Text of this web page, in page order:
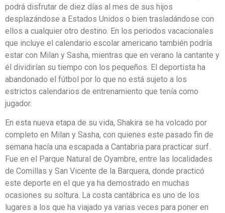
podrá disfrutar de diez días al mes de sus hijos
desplazándose a Estados Unidos o bien trasladándose con
ellos a cualquier otro destino. En los periodos vacacionales
que incluye el calendario escolar americano también podría
estar con Milan y Sasha, mientras que en verano la cantante y
él dividirían su tiempo con los pequeños. El deportista ha
abandonado el fútbol por lo que no está sujeto a los
estrictos calendarios de entrenamiento que tenía como
jugador.
En esta nueva etapa de su vida, Shakira se ha volcado por
completo en Milan y Sasha, con quienes este pasado fin de
semana hacía una escapada a Cantabria para practicar surf.
Fue en el Parque Natural de Oyambre, entre las localidades
de Comillas y San Vicente de la Barquera, donde practicó
este deporte en el que ya ha demostrado en muchas
ocasiones su soltura. La costa cantábrica es uno de los
lugares a los que ha viajado ya varias veces para poner en